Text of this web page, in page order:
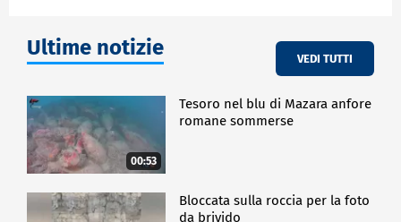
Ultime notizie VEDI TUTTI
00:53
Tesoro nel blu di Mazara anfore
romane sommerse
Bloccata sulla roccia per la foto
da brivido